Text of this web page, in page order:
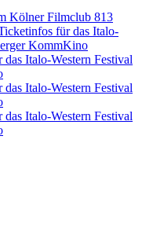
Kölner Filmclub 813
für das Italo-
KommKino
Italo-Western Festival
Italo-Western Festival
Italo-Western Festival